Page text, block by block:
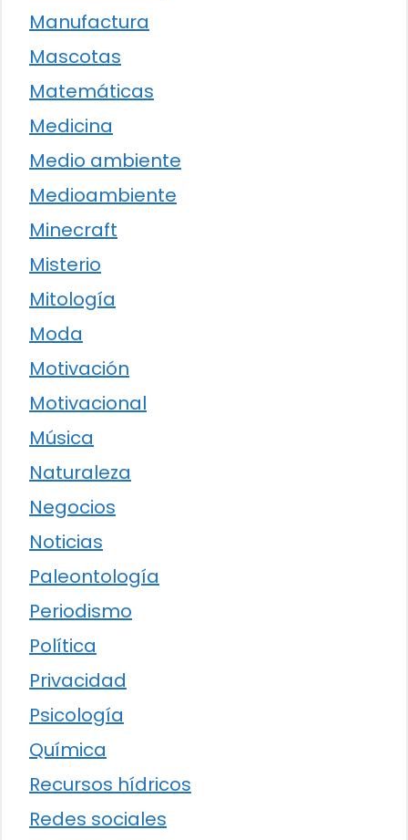
Manufactura
Mascotas
Matemáticas
Medicina
Medio ambiente
Medioambiente
Minecraft
Misterio
Mitología
Moda
Motivación
Motivacional
Música
Naturaleza
Negocios
Noticias
Paleontología
Periodismo
Política
Privacidad
Psicología
Química
Recursos hídricos
Redes sociales